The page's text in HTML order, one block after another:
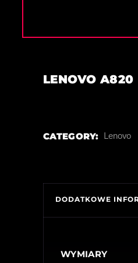
LENOVO A820
CATEGORY: Lenovo
DODATKOWE
WYMIARY